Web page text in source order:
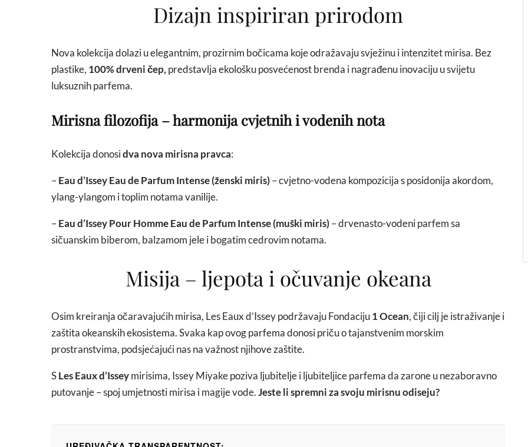
Dizajn inspiriran prirodom
Nova kolekcija dolazi u elegantnim, prozirnim bočicama koje odražavaju svježinu i intenzitet mirisa. Bez
plastike, 100% drveni čep, predstavlja ekološku posvećenost brenda i nagrađenu inovaciju u svijetu
luksuznih parfema.
Mirisna filozofija – harmonija cvjetnih i vodenih nota
Kolekcija donosidva nova mirisna pravca:
–Eau d’Issey Eau de Parfum Intense (ženski miris)– cvjetno-vodena kompozicija s posidonija akordom,
ylang-ylangom i toplim notama vanilije.
–Eau d’Issey Pour Homme Eau de Parfum Intense (muški miris)– drvenasto-vodeni parfem sa
sičuanskim biberom, balzamom jele i bogatim cedrovim notama.
Misija – ljepota i očuvanje okeana
Osim kreiranja očaravajućih mirisa, Les Eaux d’Issey podržavaju Fondaciju1 Ocean, čiji cilj je istraživanje i
zaštita okeanskih ekosistema. Svaka kap ovog parfema donosi priču o tajanstvenim morskim
prostranstvima, podsjećajući nas na važnost njihove zaštite.
SLes Eaux d’Isseymirisima, Issey Miyake poziva ljubitelje i ljubiteljice parfema da zarone u nezaboravno
putovanje – spoj umjetnosti mirisa i magije vode.Jeste li spremni za svoju mirisnu odiseju?